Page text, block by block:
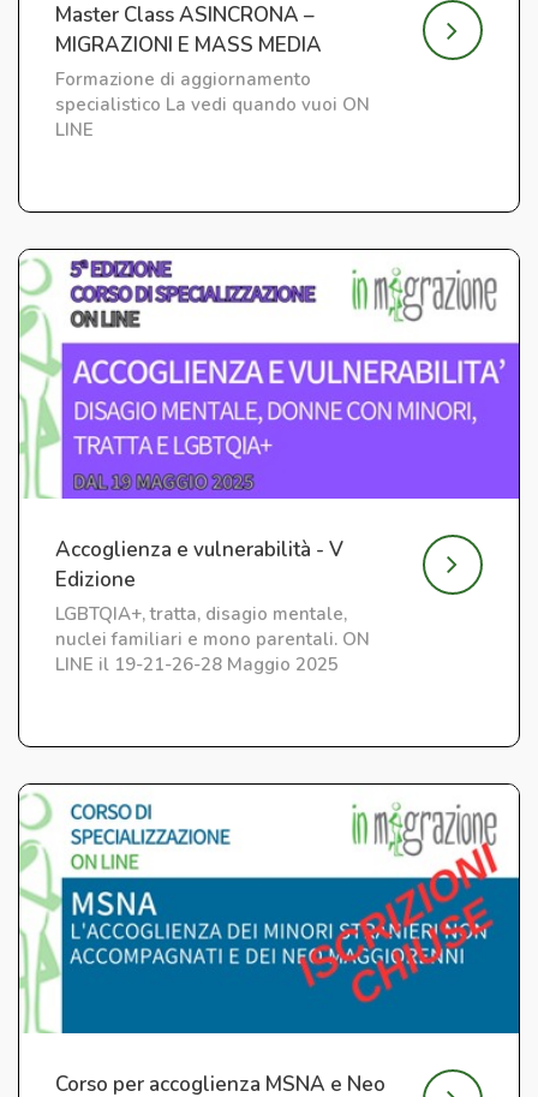
Master Class ASINCRONA –
MIGRAZIONI E MASS MEDIA
Formazione di aggiornamento
specialistico La vedi quando vuoi ON
LINE
Accoglienza e vulnerabilità - V
Edizione
LGBTQIA+, tratta, disagio mentale,
nuclei familiari e mono parentali. ON
LINE il 19-21-26-28 Maggio 2025
Corso per accoglienza MSNA e Neo